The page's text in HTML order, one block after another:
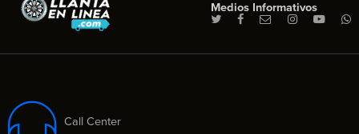
Medios Informativos
Call Center